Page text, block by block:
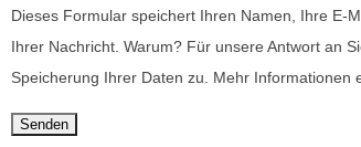
e
d
i
s
a
s
s
d
Dieses Formular speichert Ihren Namen, Ihre E-
Ihrer Nachricht. Warum? Für unsere Antwort an
Speicherung Ihrer Daten zu. Mehr